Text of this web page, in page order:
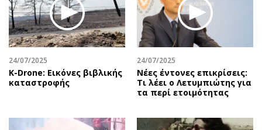
24/07/2025
Κ-Drone: Εικόνες βιβλικής
καταστροφής
24/07/2025
Νέες έντονες επικρίσεις:
Τι λέει ο Λετυμπιώτης για
τα περί ετοιμότητας